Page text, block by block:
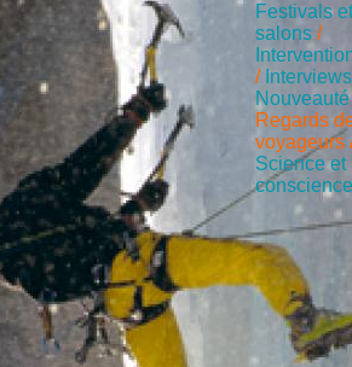
Festivals
salons /
/ Interviews
Nouveauté
Regards
voyageurs
Science et